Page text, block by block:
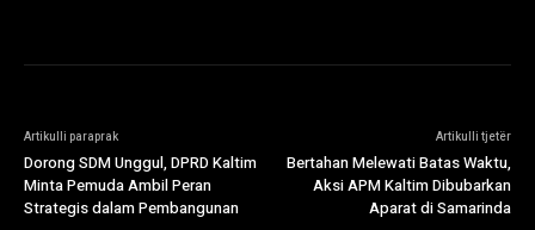
Artikulli paraprak
Dorong SDM Unggul, DPRD Kaltim
Minta Pemuda Ambil Peran
Strategis dalam Pembangunan
Artikulli tjetër
Bertahan Melewati Batas Waktu,
Aksi APM Kaltim Dibubarkan
Aparat di Samarinda